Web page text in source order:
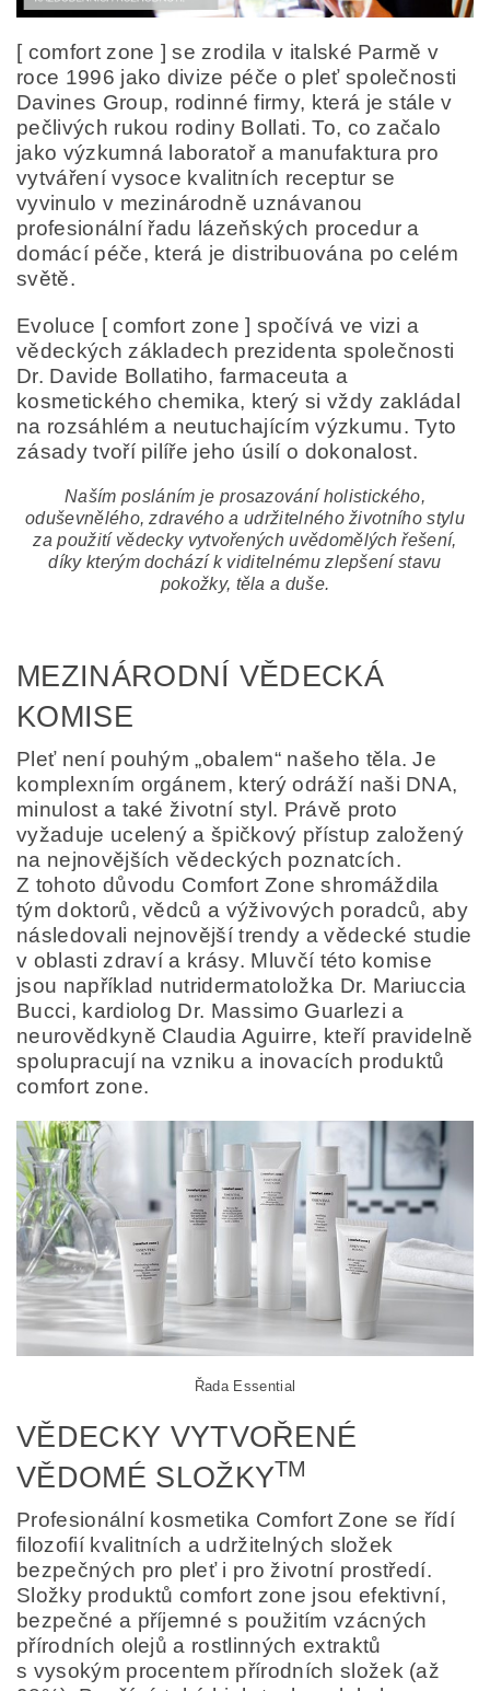
[ comfort zone ] se zrodila v italské Parmě v
roce 1996 jako divize péče o pleť společnosti
Davines Group, rodinné firmy, která je stále v
pečlivých rukou rodiny Bollati. To, co začalo
jako výzkumná laboratoř a manufaktura pro
vytváření vysoce kvalitních receptur se
vyvinulo v mezinárodně uznávanou
profesionální řadu lázeňských procedur a
domácí péče, která je distribuována po celém
světě.
Evoluce [ comfort zone ] spočívá ve vizi a
vědeckých základech prezidenta společnosti
Dr. Davide Bollatiho, farmaceuta a
kosmetického chemika, který si vždy zakládal
na rozsáhlém a neutuchajícím výzkumu. Tyto
zásady tvoří pilíře jeho úsilí o dokonalost.
Naším posláním je prosazování holistického,
oduševnělého, zdravého a udržitelného životního stylu
za použití vědecky vytvořených uvědomělých řešení,
díky kterým dochází k viditelnému zlepšení stavu
pokožky, těla a duše.
MEZINÁRODNÍ VĚDECKÁ
KOMISE
Pleť není pouhým „obalem“ našeho těla. Je
komplexním orgánem, který odráží naši DNA,
minulost a také životní styl. Právě proto
vyžaduje ucelený a špičkový přístup založený
na nejnovějších vědeckých poznatcích.
Z tohoto důvodu Comfort Zone shromáždila
tým doktorů, vědců a výživových poradců, aby
následovali nejnovější trendy a vědecké studie
v oblasti zdraví a krásy. Mluvčí této komise
jsou například nutridermatoložka Dr. Mariuccia
Bucci, kardiolog Dr. Massimo Guarlezi a
neurovědkyně Claudia Aguirre, kteří pravidelně
spolupracují na vzniku a inovacích produktů
comfort zone.
Řada Essential
VĚDECKY VYTVOŘENÉ
VĚDOMÉ SLOŽKYTM
Profesionální kosmetika Comfort Zone se řídí
filozofií kvalitních a udržitelných složek
bezpečných pro pleť i pro životní prostředí.
Složky produktů comfort zone jsou efektivní,
bezpečné a příjemné s použitím vzácných
přírodních olejů a rostlinných extraktů
s vysokým procentem přírodních složek (až